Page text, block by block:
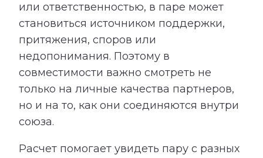
или ответственностью, в паре может
становиться источником поддержки,
притяжения, споров или
недопонимания. Поэтому в
совместимости важно смотреть не
только на личные качества партнеров,
но и на то, как они соединяются внутри
союза.
Расчет помогает увидеть пару с разных